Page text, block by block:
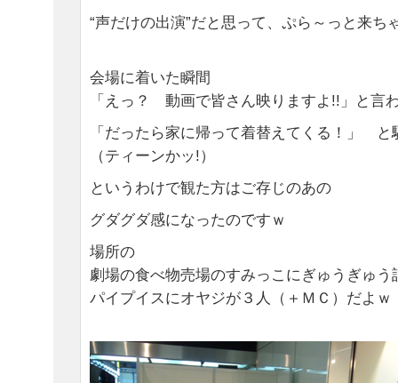
“声だけの出演”だと思って、ぷら～っと来ち
会場に着いた瞬間
「えっ？ 動画で皆さん映りますよ!!」と言
「だったら家に帰って着替えてくる！」 と
（ティーンかッ!）
というわけで観た方はご存じのあの
グダグダ感になったのですｗ
場所の
劇場の食べ物売場のすみっこにぎゅうぎゅう
パイプイスにオヤジが３人（＋ＭＣ）だよｗ